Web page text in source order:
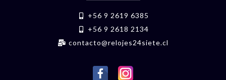
+56 9 2619 6385
+56 9 2618 2134
contacto@relojes24siete.cl